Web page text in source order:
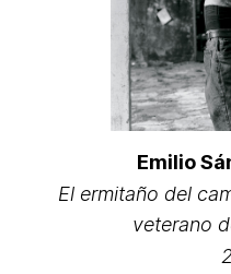
Emilio
El ermitaño del
veterano